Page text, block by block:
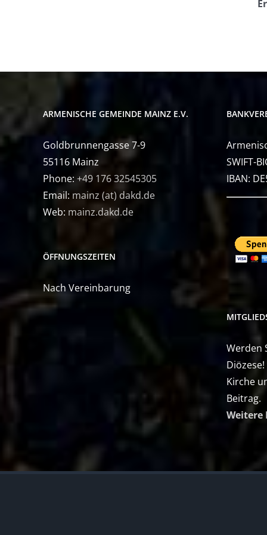
ARMENISCHE GEMEINDE MAINZ E.V.
Goldbrunnengasse 7-9
55116 Mainz
Phone: +49 176 32545305
Email: mainz (at) dakd.de
Web: mainz.dakd.de
ÖFFNUNGSZEITEN
Nach Vereinbarung
SWIFT-
IBAN:
Werden
Kirche
Beitrag.
Weitere